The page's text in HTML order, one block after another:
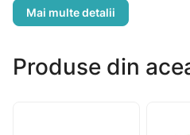
fructe, copilul nu va fi
ingredientelor naturale care
dinților, împiedică apariția
Produse din